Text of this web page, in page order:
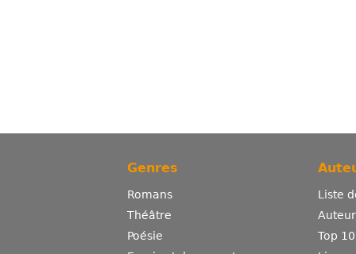
Genres
Romans
Théâtre
Poésie
Liste
Top